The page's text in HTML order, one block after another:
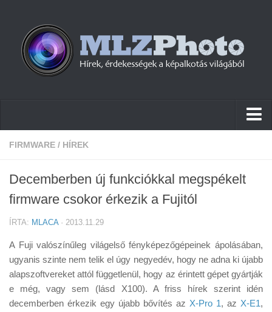
Hírek
Cikkek
Tudástár
Tanácsok
Érdekességek
FIRMWARE / HÍREK
Decemberben új funkciókkal megspékelt
firmware csokor érkezik a Fujitól
ÍRTA: MLACA· 2013.11.29
A Fuji valószínűleg világelső fényképezőgépeinek ápolásában,
ugyanis szinte nem telik el úgy negyedév, hogy ne adna ki újabb
alapszoftvereket attól függetlenül, hogy az érintett gépet gyártják
e még, vagy sem (lásd X100). A friss hírek szerint idén
decemberben érkezik egy újabb bővítés az X-Pro 1, az X-E1,